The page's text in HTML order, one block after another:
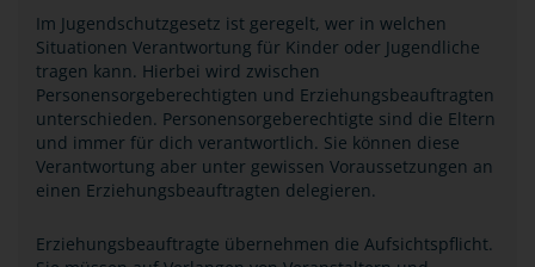
Im Jugendschutzgesetz ist geregelt, wer in welchen
Situationen Verantwortung für Kinder oder Jugendliche
tragen kann. Hierbei wird zwischen
Personensorgeberechtigten und Erziehungsbeauftragten
unterschieden. Personensorgeberechtigte sind die Eltern
und immer für dich verantwortlich. Sie können diese
Verantwortung aber unter gewissen Voraussetzungen an
einen Erziehungsbeauftragten delegieren.
Erziehungsbeauftragte übernehmen die Aufsichtspflicht.